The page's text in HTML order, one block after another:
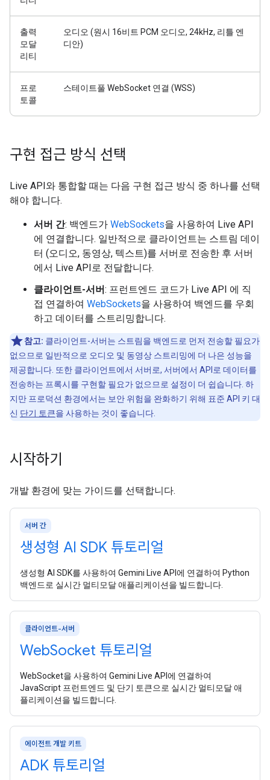
출력
모달
리티
오디오 (원시 16비트 PCM 오디오, 24kHz, 리틀 엔
디안)
프로
토콜
스테이트풀 WebSocket 연결 (WSS)
구현 접근 방식 선택
Live API와 통합할 때는 다음 구현 접근 방식 중 하나를 선택
해야 합니다.
서버 간: 백엔드가 WebSockets을 사용하여 Live API
에 연결합니다. 일반적으로 클라이언트는 스트림 데이
터 (오디오, 동영상, 텍스트)를 서버로 전송한 후 서버
에서 Live API로 전달합니다.
클라이언트-서버: 프런트엔드 코드가 Live API 에 직
접 연결하여 WebSockets을 사용하여 백엔드를 우회
하고 데이터를 스트리밍합니다.
참고: 클라이언트-서버는 스트림을 백엔드로 먼저 전송할 필요가
없으므로 일반적으로 오디오 및 동영상 스트리밍에 더 나은 성능을
제공합니다. 또한 클라이언트에서 서버로, 서버에서 API로 데이터를
전송하는 프록시를 구현할 필요가 없으므로 설정이 더 쉽습니다. 하
지만 프로덕션 환경에서는 보안 위험을 완화하기 위해 표준 API 키 대
신 단기 토큰을 사용하는 것이 좋습니다.
시작하기
개발 환경에 맞는 가이드를 선택합니다.
서버 간
생성형 AI SDK 튜토리얼
생성형 AI SDK를 사용하여 Gemini Live API에 연결하여 Python
백엔드로 실시간 멀티모달 애플리케이션을 빌드합니다.
클라이언트-서버
WebSocket 튜토리얼
WebSocket을 사용하여 Gemini Live API에 연결하여
JavaScript 프런트엔드 및 단기 토큰으로 실시간 멀티모달 애
플리케이션을 빌드합니다.
에이전트 개발 키트
ADK 튜토리얼